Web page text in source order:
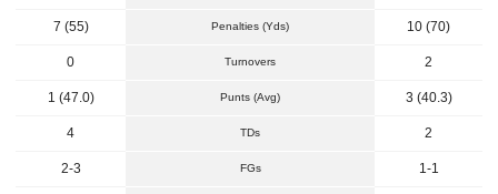
7 (55) Penalties (Yds) 10 (70)
0 Turnovers 2
1 (47.0) Punts (Avg) 3 (40.3)
4 TDs 2
2-3 FGs 1-1